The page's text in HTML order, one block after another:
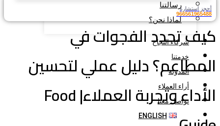
رسالتنا
لماذا نحن؟
شركاء النجاح
خدمتنا
المدونة
أراء العملاء
تواصل معنا
ENGLISH
استشارة
تحدد الفجوات في
دليل عملي لتحسين
الأداء وتجربة العملاء| Food